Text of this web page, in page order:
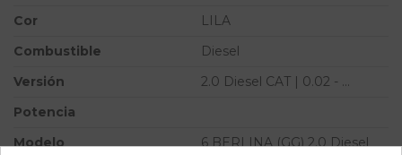
Cor
LILA
Combustible
Diesel
Versión
2.0 Diesel CAT | 0.02 - ...
Potencia
Modelo
6 BERLINA (GG) 2.0 Diesel